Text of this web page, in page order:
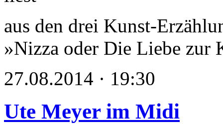
aus den drei Kunst-
»Nizza oder Die Liebe zur
27.08.2014 · 19:30
Ute Meyer im Midi